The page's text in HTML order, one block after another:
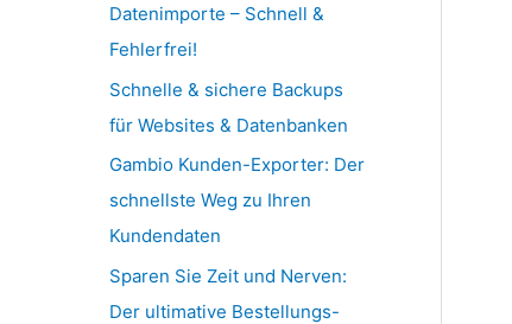
Datenimporte – Schnell &
Fehlerfrei!
Schnelle & sichere Backups
für Websites & Datenbanken
Gambio Kunden-Exporter: Der
schnellste Weg zu Ihren
Kundendaten
Sparen Sie Zeit und Nerven:
Der ultimative Bestellungs-